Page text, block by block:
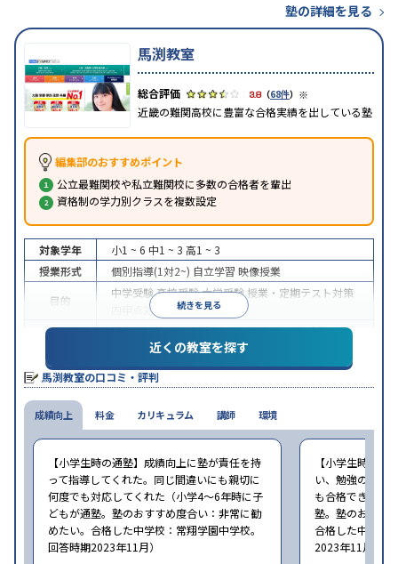
塾の詳細を見る
馬渕教室
3.8（68件） ※
近畿の難関高校に豊富な合格実績を出している塾
編集部のおすすめポイント
公立最難関校や私立難関校に多数の合格者を輩出
資格制の学力別クラスを複数設定
続きを見る
対象学年 小1 ~ 6 中1 ~ 3 高1 ~ 3
授業形式
個別指導(1対2~) 自立学習 映像授業
目的
中学受験高校受験大学受験 授業・定期テスト対策
内申点対策
学習習慣の定着
授業の振替可能学習にPC・タブレットを利用1科
目から受講可能
※2023年10月調査。小学校高学年の集団塾アンケート調査方法を参照
近くの教室を探す
馬渕教室の口コミ・評判
成績向上
【小学生時の通塾】成績向上に塾が責任を持
って指導してくれた。同じ間違いにも親切に
何度でも対応してくれた（小学4〜6年時に子
どもが通塾。塾のおすすめ度合い：非常に勧
めたい。合格した中学校：常翔学園中学校。
回答時期2023年11月）
【小学生時の通
い、勉強の習慣
も合格できた（
塾。塾のおすす
合格した中学校
2023年11月）
料金 カリキュラム 講師 環境